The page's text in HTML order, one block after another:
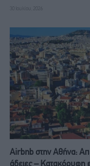
30 Ιουλίου, 2026
Airbnb στην Αθήνα:
άδειες – Κατακόρυφη